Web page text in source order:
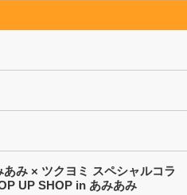
み × ツクヨミ スペシャルコラ
UP SHOP in あみあみ